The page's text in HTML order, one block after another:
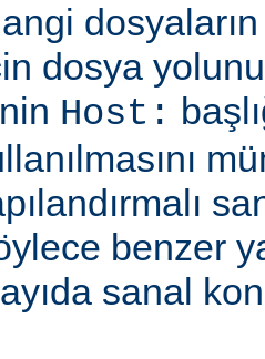
dosyaların
dosya
Host:
benzer
sanal